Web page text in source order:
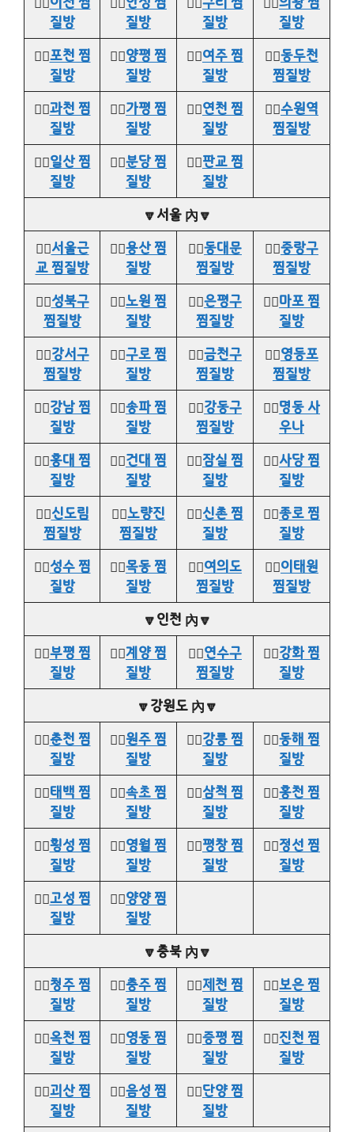
질방
질방
질방
질방
👉🏻포천 찜
질방
👉🏻양평 찜
질방
👉🏻여주 찜
질방
👉🏻동두천
찜질방
👉🏻과천 찜
질방
👉🏻가평 찜
질방
👉🏻연천 찜
질방
👉🏻수원역
찜질방
👉🏻일산 찜
질방
👉🏻분당 찜
질방
👉🏻판교 찜
질방
🔽서울 內🔽
👉🏻서울근
교 찜질방
👉🏻용산 찜
질방
👉🏻동대문
찜질방
👉🏻중랑구
찜질방
👉🏻성북구
찜질방
👉🏻노원 찜
질방
👉🏻은평구
찜질방
👉🏻마포 찜
질방
👉🏻강서구
찜질방
👉🏻구로 찜
질방
👉🏻금천구
찜질방
👉🏻영등포
찜질방
👉🏻강남 찜
질방
👉🏻송파 찜
질방
👉🏻강동구
찜질방
👉🏻명동 사
우나
👉🏻홍대 찜
질방
👉🏻건대 찜
질방
👉🏻잠실 찜
질방
👉🏻사당 찜
질방
👉🏻신도림
찜질방
👉🏻노량진
찜질방
👉🏻신촌 찜
질방
👉🏻종로 찜
질방
👉🏻성수 찜
질방
👉🏻목동 찜
질방
👉🏻여의도
찜질방
👉🏻이태원
찜질방
🔽인천 內🔽
👉🏻부평 찜
질방
👉🏻계양 찜
질방
👉🏻연수구
찜질방
👉🏻강화 찜
질방
🔽강원도 內🔽
👉🏻춘천 찜
질방
👉🏻원주 찜
질방
👉🏻강릉 찜
질방
👉🏻동해 찜
질방
👉🏻태백 찜
질방
👉🏻속초 찜
질방
👉🏻삼척 찜
질방
👉🏻홍천 찜
질방
👉🏻횡성 찜
질방
👉🏻영월 찜
질방
👉🏻평창 찜
질방
👉🏻정선 찜
질방
👉🏻고성 찜
질방
👉🏻양양 찜
질방
🔽충북 內🔽
👉🏻청주 찜
질방
👉🏻충주 찜
질방
👉🏻제천 찜
질방
👉🏻보은 찜
질방
👉🏻옥천 찜
질방
👉🏻영동 찜
질방
👉🏻증평 찜
질방
👉🏻진천 찜
질방
👉🏻괴산 찜
질방
👉🏻음성 찜
질방
👉🏻단양 찜
질방